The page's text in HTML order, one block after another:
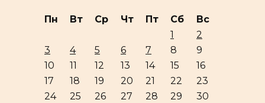
Пн Вт Ср Чт Пт Сб
Вс
1
2
3
4 5 6 7 8
9
10
11 12 13 14 15
16
17
18 19 20 21 22
23
24
25 26 27 28 29
30